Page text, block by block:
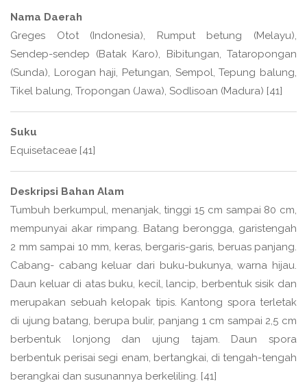
Nama Daerah
Greges Otot (Indonesia), Rumput betung (Melayu),
Sendep-sendep (Batak Karo), Bibitungan, Tataropongan
(Sunda), Lorogan haji, Petungan, Sempol, Tepung balung,
Tikel balung, Tropongan (Jawa), Sodlisoan (Madura) [41]
Suku
Equisetaceae [41]
Deskripsi Bahan Alam
Tumbuh berkumpul, menanjak, tinggi 15 cm sampai 80 cm,
mempunyai akar rimpang. Batang berongga, garistengah
2 mm sampai 10 mm, keras, bergaris-garis, beruas panjang.
Cabang- cabang keluar dari buku-bukunya, warna hijau.
Daun keluar di atas buku, kecil, lancip, berbentuk sisik dan
merupakan sebuah kelopak tipis. Kantong spora terletak
di ujung batang, berupa bulir, panjang 1 cm sampai 2,5 cm
berbentuk lonjong dan ujung tajam. Daun spora
berbentuk perisai segi enam, bertangkai, di tengah-tengah
berangkai dan susunannya berkeliling. [41]